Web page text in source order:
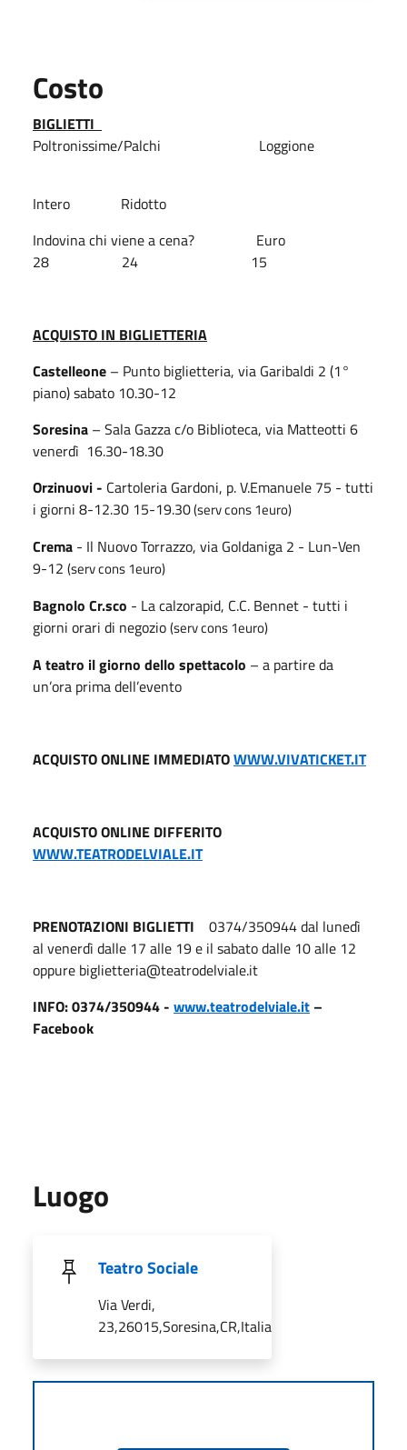
Costo
BIGLIETTI
Poltronissime/Palchi
Loggione
Intero
Ridotto
Indovina chi viene a cena?
Euro
28
24 15
ACQUISTO IN BIGLIETTERIA
Castelleone – Punto biglietteria, via Garibaldi 2 (1°
piano) sabato 10.30-12
Soresina – Sala Gazza c/o Biblioteca, via Matteotti 6
venerdì 16.30-18.30
Orzinuovi - Cartoleria Gardoni, p. V.Emanuele 75 - tutti
i giorni 8-12.30 15-19.30(serv cons 1euro)
Crema - Il Nuovo Torrazzo, via Goldaniga 2 - Lun-Ven
9-12 (serv cons 1euro)
Bagnolo Cr.sco - La calzorapid, C.C. Bennet - tutti i
giorni orari di negozio(serv cons 1euro)
A teatro il giorno dello spettacolo – a partire da
un’ora prima dell’evento
ACQUISTO ONLINE IMMEDIATOWWW.VIVATICKET.IT
ACQUISTO ONLINE DIFFERITO
WWW.TEATRODELVIALE.IT
PRENOTAZIONI BIGLIETTI
0374/350944 dal lunedì
al venerdì dalle 17 alle 19 e il sabato dalle 10 alle 12
oppure biglietteria@teatrodelviale.it
INFO: 0374/350944 - www.teatrodelviale.it –
Facebook
Luogo
Teatro Sociale
Via Verdi,
23,26015,Soresina,CR,Italia